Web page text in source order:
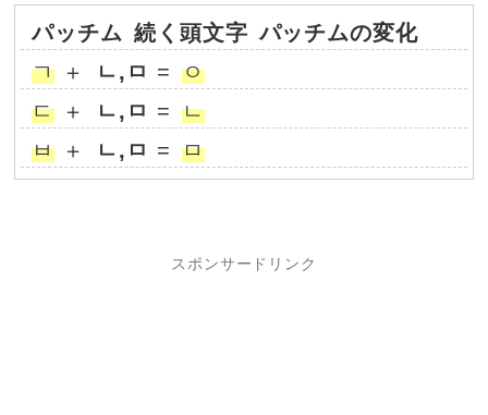
パッチム 続く頭文字 パッチムの変化
ㄱ ＋ ㄴ,ㅁ = ㅇ
ㄷ ＋ ㄴ,ㅁ = ㄴ
ㅂ ＋ ㄴ,ㅁ = ㅁ
スポンサードリンク